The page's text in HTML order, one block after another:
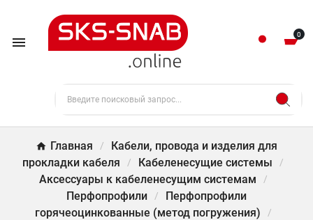
 0
Главная
Кабели, провода и изделия для
прокладки кабеля
Кабеленесущие системы
Аксессуары к кабеленесущим системам
Перфопрофили
Перфопрофили
горячеоцинкованные (метод погружения)